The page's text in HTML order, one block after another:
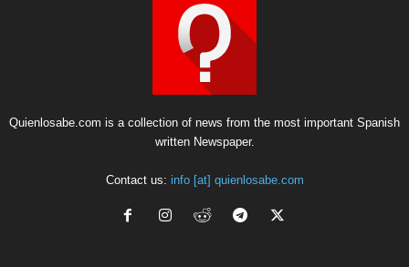
Quienlosabe.com is a collection of news from the most important Spanish
written Newspaper.
Contact us: info [at] quienlosabe.com